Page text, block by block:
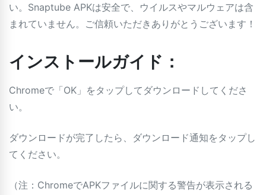
い。Snaptube APKは安全で、ウイルスやマルウェアは含
まれていません。ご信頼いただきありがとうございます！
インストールガイド：
Chromeで「OK」をタップしてダウンロードしてくださ
い。
ダウンロードが完了したら、ダウンロード通知をタップし
てください。
（注：ChromeでAPKファイルに関する警告が表示される